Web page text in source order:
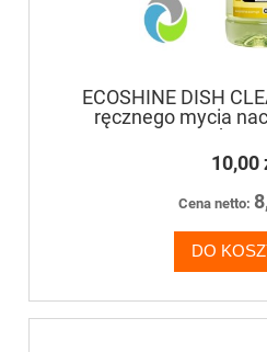
ECOSHINE DISH
ręcznego mycia
zapachu
10,00
Cena netto:
DO